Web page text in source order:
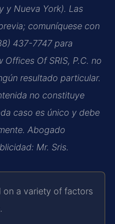
y Nueva York). Las
comuníquese con
437-7747 para
Of SRIS, P.C. no
resultado particular.
no constituye
caso es único y debe
Abogado
Mr. Sris.
on a variety of factors